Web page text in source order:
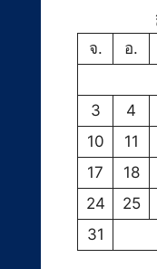
จ.
อ.
3
4
10
11
17
18
24
25
31